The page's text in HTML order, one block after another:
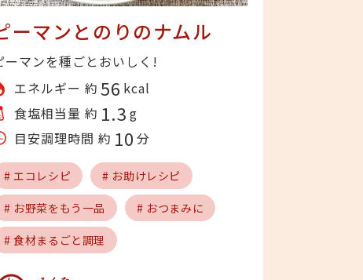
ーマンとのりのナムル
ーマンを種ごとおいしく!
エネルギー 約 56 kcal
食塩相当量 約 1.3 g
目安調理時間 約 10 分
# エコレシピ # お助けレシピ
# お野菜をもう一品 # おつまみに
# 食材まるごと調理